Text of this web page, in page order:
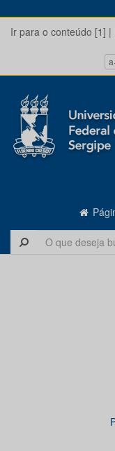
Ir para o conteúdo [1] |